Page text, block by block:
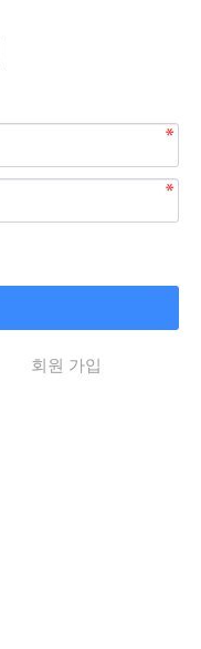
회원 가입